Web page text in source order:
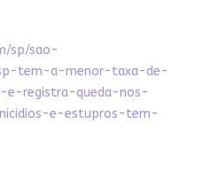
sp/sao-
tem-a-menor-taxa-de-
registra-queda-nos-
e-estupros-tem-